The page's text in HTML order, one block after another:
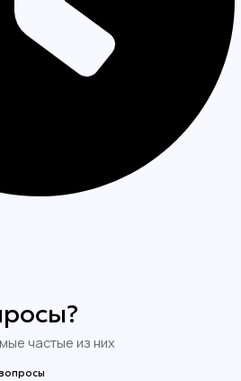
частые из них